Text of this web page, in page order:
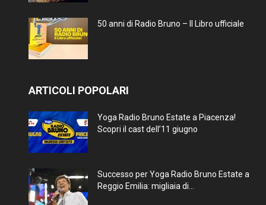
50 anni di Radio Bruno – Il Libro ufficiale
ARTICOLI POPOLARI
Yoga Radio Bruno Estate a Piacenza!
Scopri il cast dell’11 giugno
Successo per Yoga Radio Bruno Estate a
Reggio Emilia: migliaia di...